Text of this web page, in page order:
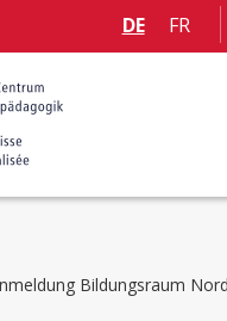
DE FR
Bildungsraum